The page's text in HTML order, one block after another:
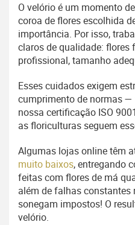
O velório é um momento
coroa de flores escolhida
importância. Por isso,
claros de qualidade: flores
profissional, tamanho
Esses cuidados exigem
cumprimento de normas
nossa certificação ISO
as floriculturas seguem
Algumas lojas online têm
muito baixos, entregando
feitas com flores de má
além de falhas constantes
sonegam impostos! O
velório.